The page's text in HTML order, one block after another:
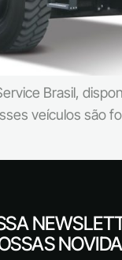
Brasil,
veículos são